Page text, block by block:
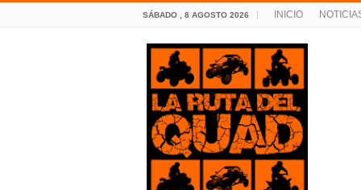
SÁBADO , 8 AGOSTO 2026 INICIO